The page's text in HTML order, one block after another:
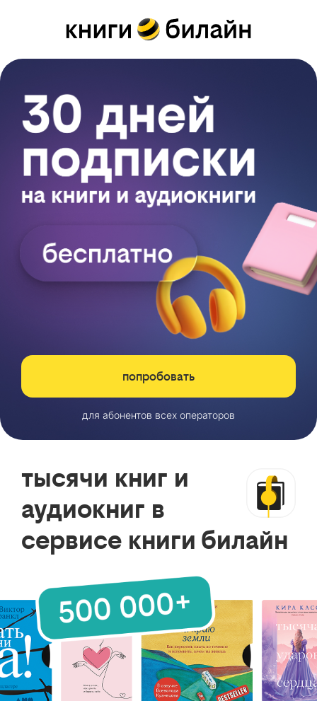
попробовать
для абонентов всех операторов
тысячи книг и
аудиокниг в
сервисе книги билайн